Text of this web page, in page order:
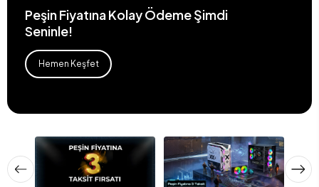
Peşin Fiyatına Kolay Ödeme Şimdi
Seninle!
Hemen Keşfet